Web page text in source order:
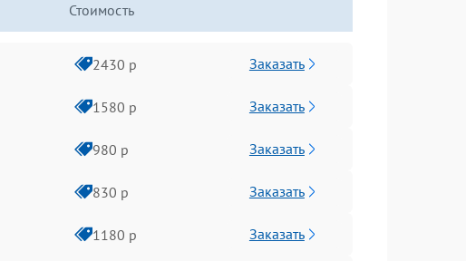
Стоимость
2430 р Заказать
1580 р Заказать
980 р Заказать
830 р Заказать
1180 р Заказать